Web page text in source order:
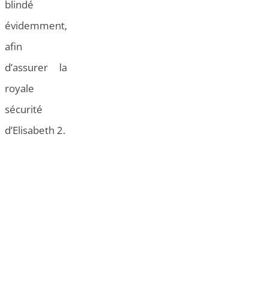
blindé
évidemment,
afin
d’assurer la
royale
sécurité
d’Elisabeth 2.